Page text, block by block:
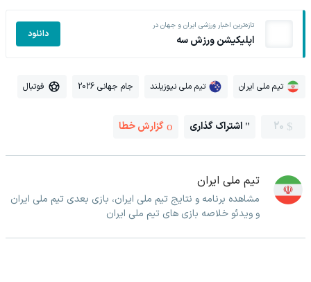
تازه‌ترین اخبار ورزشی ایران و جهان در
اپلیکیشن ورزش سه دانلود
تیم ملی ایران تیم ملی نیوزیلند جام جهانی 2026 فوتبال
20 اشتراک گذاری گزارش خطا
تیم ملی ایران
مشاهده برنامه و نتایج تیم ملی ایران، بازی بعدی تیم ملی ایران
و ویدئو خلاصه بازی های تیم ملی ایران